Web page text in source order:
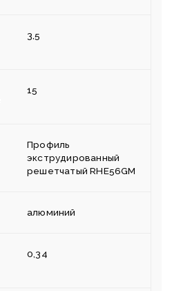
3,5
15
Профиль
экструдированный
решетчатый RHE56GM
алюминий
0,34